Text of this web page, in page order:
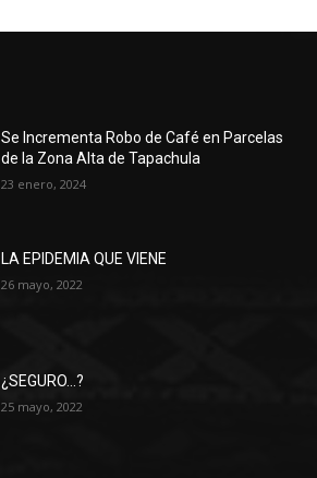
Se Incrementa Robo de Café en Parcelas
de la Zona Alta de Tapachula
23 enero, 2024
LA EPIDEMIA QUE VIENE
26 mayo, 2022
¿SEGURO…?
25 mayo, 2022